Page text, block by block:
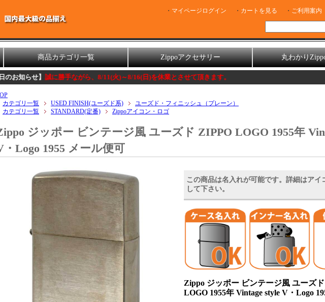
マイページログイン カートを見る ご利用案内
商品カテゴリ一覧 Zippoアクセサリー 丸わかり
に勝手ながら、8/11(火)～8/16(日)を休業とさせて頂きます。
カテゴリ一覧
USED FINISH(ユーズド系)
ユーズド・フィニッシュ（プレーン）
カテゴリ一覧
STANDARD(定番) Zippoアイコン・ロゴ
ジッポー ビンテージ風 ユーズド ZIPPO LOGO 1955年
・Logo 1955 メール便可
この商品は名入れが可能です。詳細はアイ
して下さい。
Zippo ジッポー ビンテージ風 ユーズ
LOGO 1955年 Vintage style V・Logo